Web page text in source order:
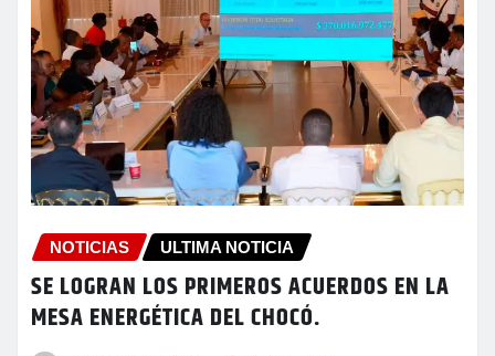
NOTICIAS ULTIMA NOTICIA
SE LOGRAN LOS PRIMEROS ACUERDOS EN LA
MESA ENERGÉTICA DEL CHOCÓ.